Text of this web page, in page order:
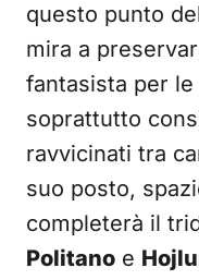
questo punto
mira a
fantasista per
soprattutto
ravvicinati tra
suo posto,
completerà il
Politano e